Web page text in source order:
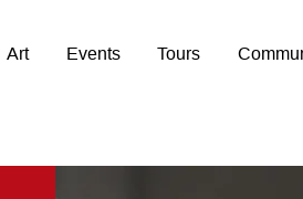
Art Events Tours